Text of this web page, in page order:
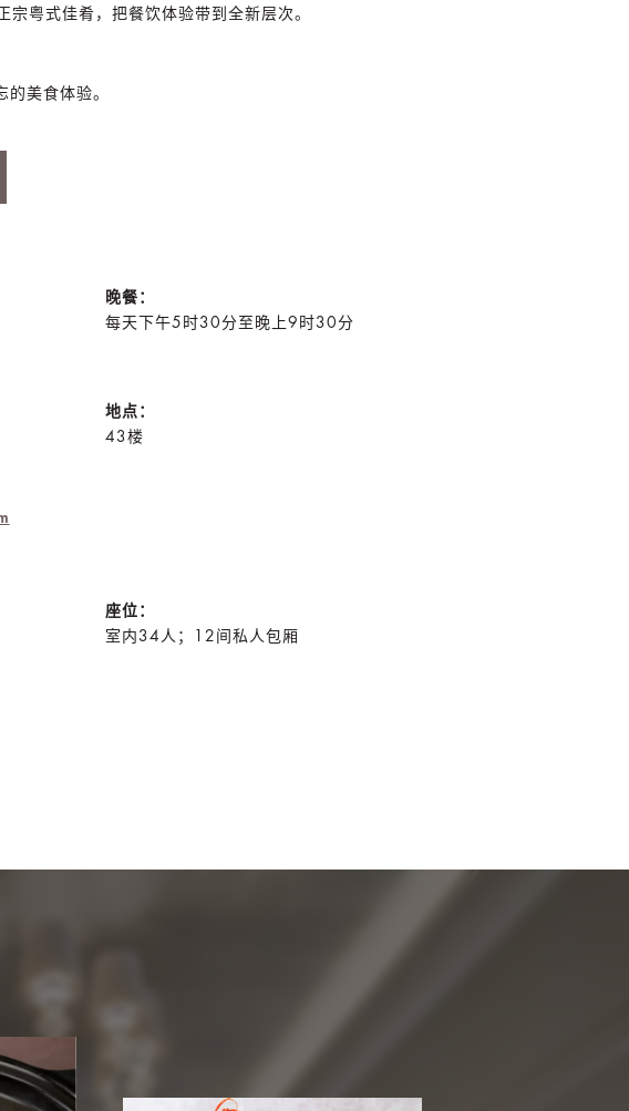
粤式佳肴，把餐饮体验带到全新层次。
美食体验。
晚餐：
每天下午5时30分至晚上9时30分
地点：
43楼
座位：
室内34人；12间私人包厢